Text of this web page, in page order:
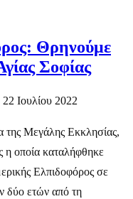
Θρηνούμε
Σοφίας
Ιουλίου 2022
της Μεγάλης Εκκλησίας,
η οποία καταλήφθηκε
Ελπιδοφόρος σε
δύο ετών από τη